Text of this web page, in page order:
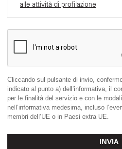
alle attività di profilazione
Cliccando sul pulsante di invio,
indicato al punto a) dell’informativa, il
per le finalità del servizio e con le
nell’informativa medesima, incluso
membri dell’UE o in Paesi extra UE.
INVIA